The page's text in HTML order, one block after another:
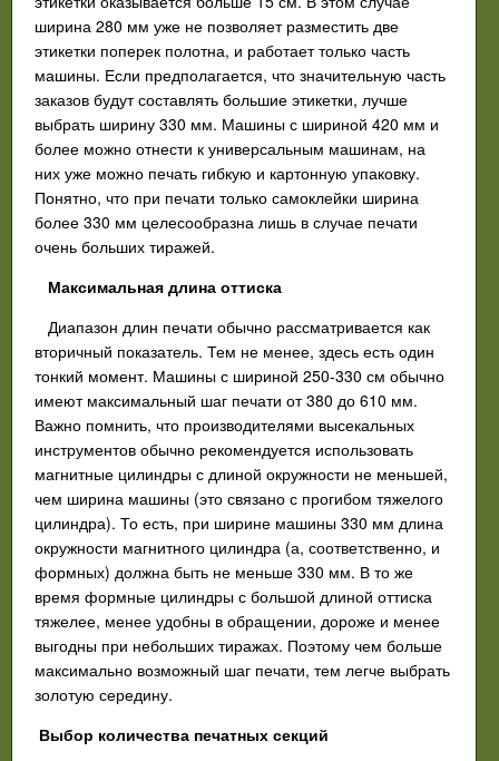
ширина 280 мм уже не позволяет разместить две
этикетки поперек полотна, и работает только часть
машины. Если предполагается, что значительную часть
заказов будут составлять большие этикетки, лучше
выбрать ширину 330 мм. Машины с шириной 420 мм и
более можно отнести к универсальным машинам, на
них уже можно печать гибкую и картонную упаковку.
Понятно, что при печати только самоклейки ширина
более 330 мм целесообразна лишь в случае печати
очень больших тиражей.
Максимальная длина оттиска
Диапазон длин печати обычно рассматривается как
вторичный показатель. Тем не менее, здесь есть один
тонкий момент. Машины с шириной 250-330 см обычно
имеют максимальный шаг печати от 380 до 610 мм.
Важно помнить, что производителями высекальных
инструментов обычно рекомендуется использовать
магнитные цилиндры с длиной окружности не меньшей,
чем ширина машины (это связано с прогибом тяжелого
цилиндра). То есть, при ширине машины 330 мм длина
окружности магнитного цилиндра (а, соответственно, и
формных) должна быть не меньше 330 мм. В то же
время формные цилиндры с большой длиной оттиска
тяжелее, менее удобны в обращении, дороже и менее
выгодны при небольших тиражах. Поэтому чем больше
максимально возможный шаг печати, тем легче выбрать
золотую середину.
Выбор количества печатных секций